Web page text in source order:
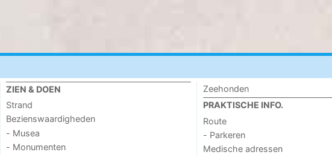
ZIEN & DOEN
Strand
Bezienswaardigheden
- Musea
- Monumenten
Zeehonden
PRAKTISCHE INFO.
Route
- Parkeren
Medische adressen